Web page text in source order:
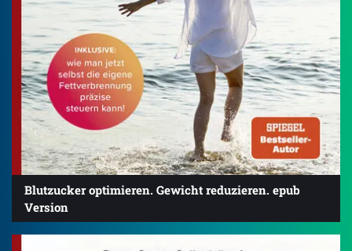
Blutzucker optimieren. Gewicht reduzieren. epub
Version